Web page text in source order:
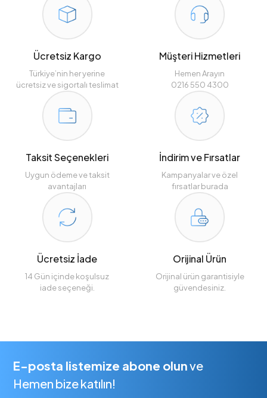
Ücretsiz Kargo
Türkiye’nin her yerine
ücretsiz ve sigortalı teslimat
Müşteri Hizmetleri
Hemen Arayın
0216 550 4300
Taksit Seçenekleri
Uygun ödeme ve taksit
avantajları
İndirim ve Fırsatlar
Kampanyalar ve özel
fırsatlar burada
Ücretsiz İade
14 Gün içinde koşulsuz
iade seçeneği.
Orijinal Ürün
Orijinal ürün garantisiyle
güvendesiniz.
E-posta listemize abone olunve
Hemen bize katılın!